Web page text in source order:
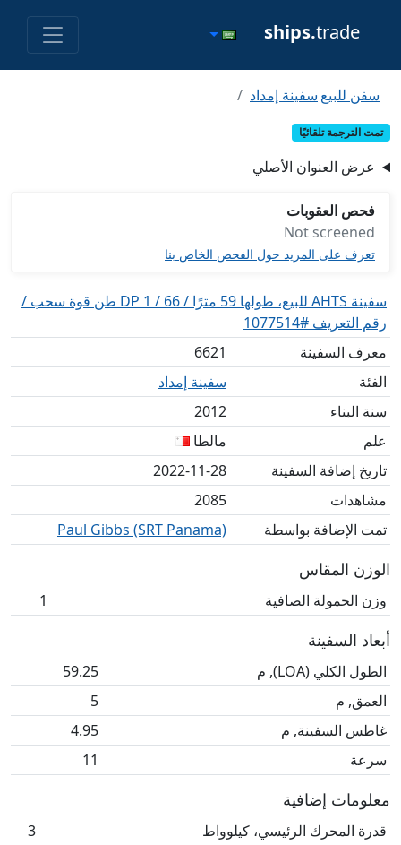
ships.trade
سفن للبيعسفينة إمداد
تمت الترجمة تلقائيًا
عرض العنوان الأصلي
فحص العقوبات
Not screened
تعرف على المزيد حول الفحص الخاص بنا
سفينة AHTS للبيع، طولها 59 مترًا / DP 1 / 66 طن قوة سحب /
رقم التعريف #1077514
معرف السفينة
6621
الفئة
سفينة إمداد
سنة البناء
2012
علم
مالطا
تاريخ إضافة السفينة
2022-11-28
مشاهدات
2085
تمت الإضافة بواسطة
Paul Gibbs (SRT Panama)
الوزن المقاس
وزن الحمولة الصافية
أبعاد السفينة
الطول الكلي (LOA), م
59.25
العمق, م
5
غاطس السفينة, م
4.95
سرعة
11
معلومات إضافية
قدرة المحرك الرئيسي، كيلوواط
3